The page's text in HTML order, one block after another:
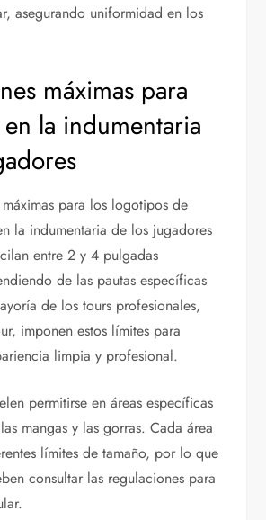
asegurando uniformidad en los
máximas para
la indumentaria
máximas para los logotipos de
la indumentaria de los jugadores
entre 2 y 4 pulgadas
de las pautas específicas
de los tours profesionales,
imponen estos límites para
limpia y profesional.
permitirse en áreas específicas
mangas y las gorras. Cada área
límites de tamaño, por lo que
consultar las regulaciones para